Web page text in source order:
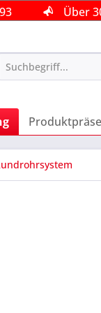
Über
Über
Über